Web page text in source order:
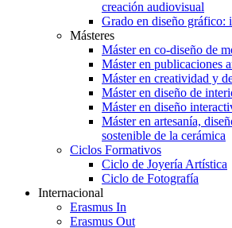
creación audiovisual
Grado en diseño gráfico:
Másteres
Máster en co-diseño de
Máster en publicaciones
Máster en creatividad y
Máster en diseño de
Máster en diseño
Máster en artesanía,
sostenible de la cerámica
Ciclos Formativos
Ciclo de Joyería Artística
Ciclo de Fotografía
Internacional
Erasmus In
Erasmus Out